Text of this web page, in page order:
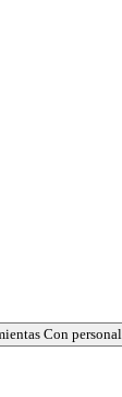
Con